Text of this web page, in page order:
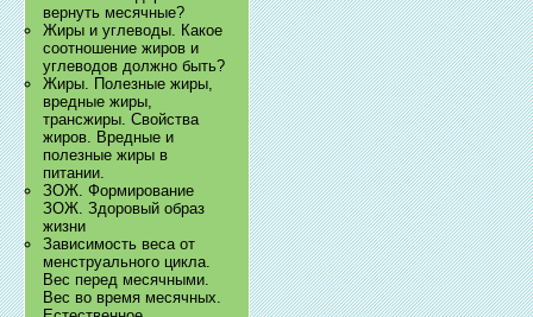
вернуть месячные?
Жиры и углеводы. Какое
соотношение жиров и
углеводов должно быть?
Жиры. Полезные жиры,
вредные жиры,
трансжиры. Свойства
жиров. Вредные и
полезные жиры в
питании.
ЗОЖ. Формирование
ЗОЖ. Здоровый образ
жизни
Зависимость веса от
менструального цикла.
Вес перед месячными.
Вес во время месячных.